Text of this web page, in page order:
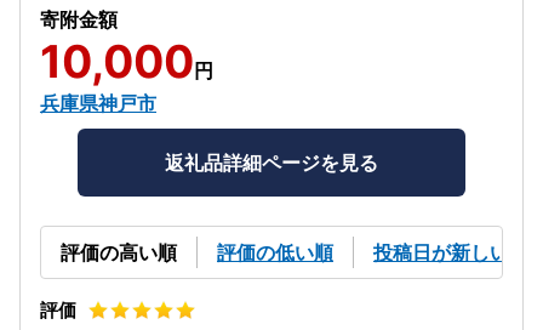
寄附金額
10,000 円
兵庫県神戸市
返礼品詳細ページを見る
評価の高い順 評価の低い順 投稿日が新しい順